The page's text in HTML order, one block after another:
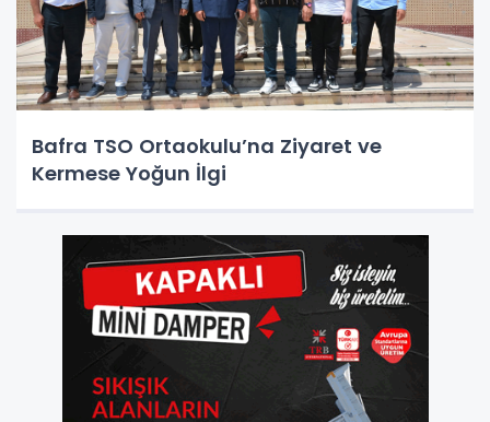
Bafra TSO Ortaokulu’na Ziyaret ve
Kermese Yoğun İlgi